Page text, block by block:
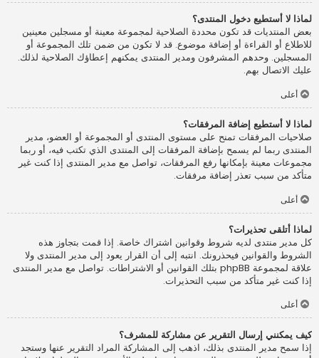
لماذا لا أستطيع دخول المنتدى؟
بعض المنتديات قد تكون محددة الصلاحية لمجموعة معينة أو مسجلين معينين
للاطلاع أو القراءة أو إضافة موضوع. قد لا تكون من ضمن تلك المجموعة أو
المسجلين. وحدهم المشرفون ومدير المنتدى يمكنهم إعطاؤك الصلاحية لذلك.
عليك الاتصال بهم.
أعلى
لماذا لا أستطيع إضافة المرفقات؟
صلاحيات المرفقات تمنح على مستوى المنتدى أو المجموعة أو العضو، مدير
المنتدى ربما لم يسمح بإضافة المرفقات إلى المنتدى الذي تكتب فيه، أو ربما
مجموعات معينة بإمكانها رفع المرفقات، تواصل مع مدير المنتدى إذا كنت غير
متأكد من سبب تعذر إضافة مرفقات.
أعلى
لماذا أتلقى تحذيرات؟
كل مدير منتدى لديه شروط وقوانين اشتراك خاصة. إذا قمت بتجاوز هذه
الشروط والقوانين فيحذرونك. انتبه إلى أن القرار يعود إلى مدير المنتدى ولا
علاقة لمجموعة phpBB بتلك القوانين أو الاشتراطات. تواصل مع مدير المنتدى
إذا كنت غير متأكد من سبب التحذيرات.
أعلى
كيف يمكنني إرسال التقرير عن مشاركة للمشرف؟
إذا سمح مدير المنتدى بذلك، اذهب إلى المشاركة المراد التقرير عنها وستجد